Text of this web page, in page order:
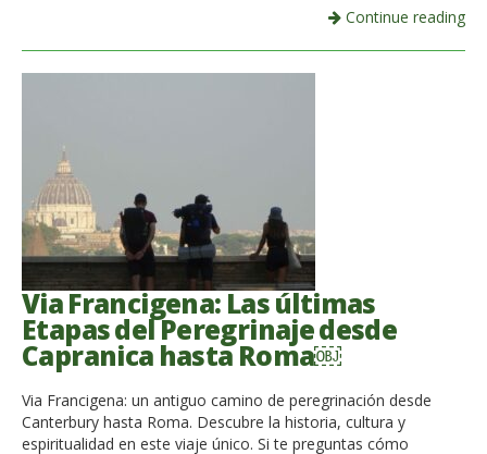
Continue reading
Via Francigena: Las últimas
Etapas del Peregrinaje desde
Capranica hasta Roma￼
Via Francigena: un antiguo camino de peregrinación desde
Canterbury hasta Roma. Descubre la historia, cultura y
espiritualidad en este viaje único. Si te preguntas cómo